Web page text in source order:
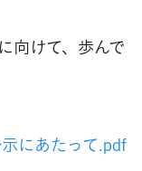
向けて、歩んで
示にあたって.pdf